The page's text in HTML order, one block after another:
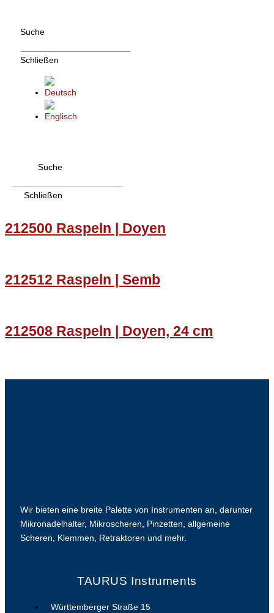
Suche
Schließen
Suche
Schließen
212500 Raspeln | Doyen
212512 Raspeln | Semb
212508 Raspeln | Doyen, 24 cm
Wir bieten eine breite Palette von Instrumenten an, darunter
Mikronadelhalter, Mikroscheren, Pinzetten, allgemeine
Scheren, Klemmen, Retraktoren und mehr.
TAURUS Instruments
Württemberger Straße 15